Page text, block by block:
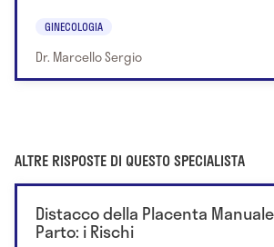
GINECOLOGIA
Dr. Marcello Sergio
ALTRE RISPOSTE DI QUESTO SPECIALISTA
Distacco della Placenta
Parto: i Rischi